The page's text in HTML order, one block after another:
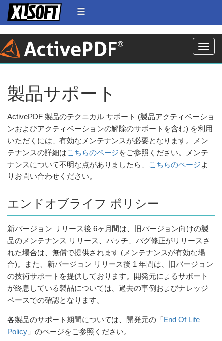
製品サポート
ActivePDF 製品のテクニカル サポート (製品アクティベーショ
ンおよびアクティベーションの解除のサポートを含む) を利用
いただくには、有効なメンテナンスが必要となります。メン
テナンスの詳細はこちらのページをご参照ください。メンテ
ナンスについて不明な点がありましたら、
こちらのページよ
りお問い合わせください。
エンドオブライフ ポリシー
新バージョン リリース後 6ヶ月間は、旧バージョン向けの製
品のメンテナンス リリース、パッチ、バグ修正がリリースさ
れた場合は、無償で提供されます (メンテナンスが有効な場
合)。また、新バージョン リリース後 1 年間は、旧バージョン
の技術サポートを提供しております。開発元によるサポート
が終息している製品については、過去の事例およびナレッジ
ベースでの確認となります。
各製品のサポート期間については、開発元の「 End Of Life
Policy 」のページをご参照ください。